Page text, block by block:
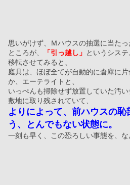
思いがけず、Ｍハウスの抽選に当たっ
ところが、
「引っ越し」 というシス
移転させてみると、
庭具は、ほぼ全てが自動的に倉庫に
か、エーテライトと、
いっぺんも掃除せず放置していた汚
敷地に取り残されていて、
よりによって、前ハウスの
う、とんでもない状態に。
一刻も早く、この恐ろしい事態を、な